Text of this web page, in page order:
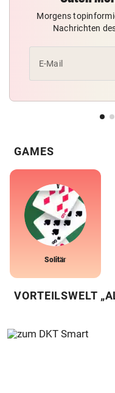
Morgens
Nachrichten
E-Mail
GAMES
Solitär
VORTEILSWELT